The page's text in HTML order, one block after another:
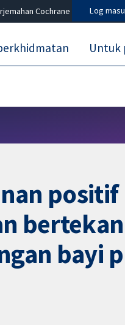
Cochrane Log
Untuk
positif
bayi